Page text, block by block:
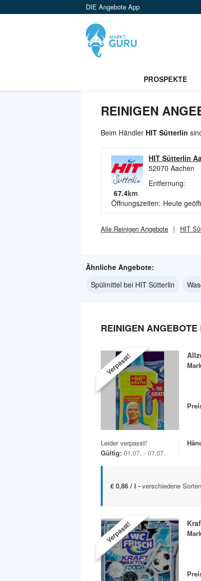
DIE Angebote App
PROSPEKTE
REINIGEN
Beim Händler HIT Sütterlin
HIT Sütterlin
52070 Aachen
Entfernung:
67.4km
Öffnungszeiten: Heute
Alle Reinigen Angebote HIT
Ähnliche Angebote:
Spülmittel bei HIT Sütterlin
REINIGEN
Verpasst!
Leider verpasst!
Gültig: 01.07. - 07.07.
€ 0,86 / l - verschiedene
Verpasst!